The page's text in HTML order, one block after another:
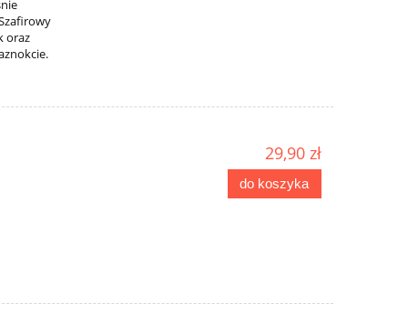
oraz
29,90 zł
do koszyka